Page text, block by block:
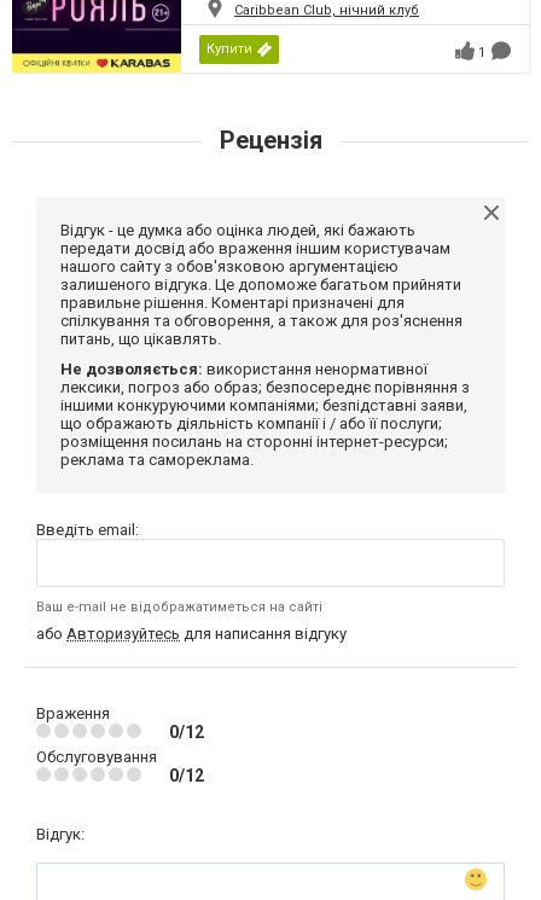
Caribbean Club, нічний клуб
Купити 1
Рецензія
Відгук - це думка або оцінка людей, які бажають
передати досвід або враження іншим користувачам
нашого сайту з обов'язковою аргументацією
залишеного відгука. Це допоможе багатьом прийняти
правильне рішення. Коментарі призначені для
спілкування та обговорення, а також для роз'яснення
питань, що цікавлять.
Не дозволяється: використання ненормативної
лексики, погроз або образ; безпосереднє порівняння з
іншими конкуруючими компаніями; безпідставні заяви,
що ображають діяльність компанії і / або її послуги;
розміщення посилань на сторонні інтернет-ресурси;
реклама та самореклама.
Введіть email:
Ваш e-mail не відображатиметься на сайті
або Авторизуйтесь для написання відгуку
Враження
0/12
Обслуговування
0/12
Відгук: